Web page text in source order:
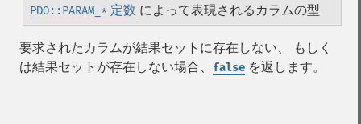
PDO::PARAM_* 定数 によって表現されるカラムの型
要求されたカラムが結果セットに存在しない、 もしく
は結果セットが存在しない場合、
false を返します。